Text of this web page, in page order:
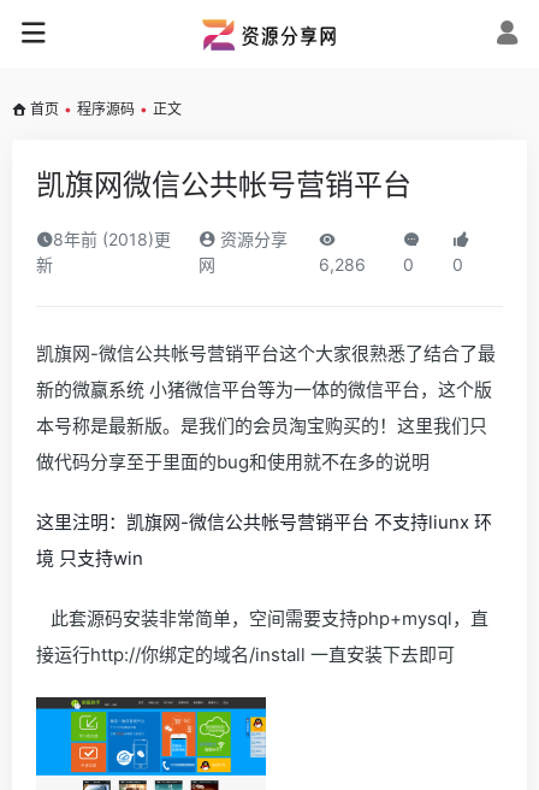
首页 • 程序源码 • 正文
凯旗网微信公共帐号营销平台
8年前 (2018)更
新
资源分享
网
6,286 0 0
凯旗网-微信公共帐号营销平台这个大家很熟悉了结合了最
新的微赢系统 小猪微信平台等为一体的微信平台，这个版
本号称是最新版。是我们的会员淘宝购买的！这里我们只
做代码分享至于里面的bug和使用就不在多的说明
这里注明：凯旗网-微信公共帐号营销平台 不支持liunx 环
境 只支持win
此套源码安装非常简单，空间需要支持php+mysql，直
接运行http://你绑定的域名/install 一直安装下去即可